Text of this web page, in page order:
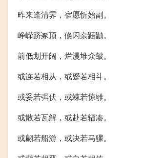
昨来逢清霁，宿愿忻始副。
峥嵘跻冢顶，倏闪杂鼯鼬。
前低划开阔，烂漫堆众皱。
或连若相从，或蹙若相斗。
或妥若弭伏，或竦若惊雊。
或散若瓦解，或赴若辐凑。
或翩若船游，或决若马骤。